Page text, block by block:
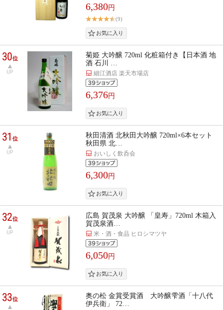
6,380円
(9)
30位
UP
菊姫 大吟醸 720ml 化粧箱付き【日本酒 地
酒 石川 …
細江酒店 楽天市場店
6,376円
31位
UP
秋田清酒 北秋田大吟醸 720ml×6本セット
秋田県 北…
おいしく飲呑会
6,300円
32位
UP
広島 賀茂泉 大吟醸 「皇寿」720ml 木箱入
賀茂泉酒…
米・酒・食品 ヒロシマツヤ
6,050円
33位
奥の松 金賞受賞酒 大吟醸雫酒「十八代
伊兵衛」 72…